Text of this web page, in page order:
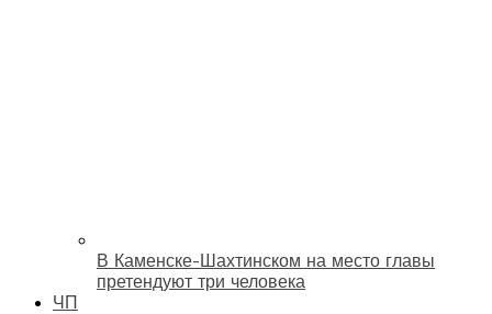
В Каменске-Шахтинском на место главы
претендуют три человека
ЧП